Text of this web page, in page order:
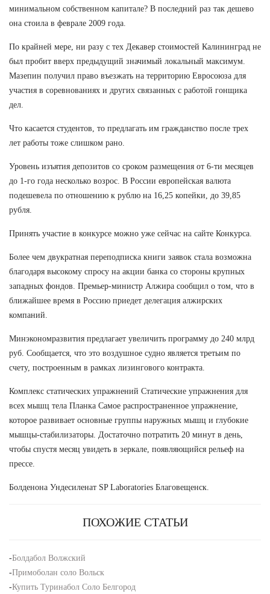
минимальном собственном капитале? В последний раз так дешево
она стоила в феврале 2009 года.
По крайней мере, ни разу с тех Декавер стоимостей Калининград не
был пробит вверх предыдущий значимый локальный максимум.
Мазепин получил право въезжать на территорию Евросоюза для
участия в соревнованиях и других связанных с работой гонщика
дел.
Что касается студентов, то предлагать им гражданство после трех
лет работы тоже слишком рано.
Уровень изъятия депозитов со сроком размещения от 6-ти месяцев
до 1-го года несколько возрос. В России европейская валюта
подешевела по отношению к рублю на 16,25 копейки, до 39,85
рубля.
Принять участие в конкурсе можно уже сейчас на сайте Конкурса.
Более чем двукратная переподписка книги заявок стала возможна
благодаря высокому спросу на акции банка со стороны крупных
западных фондов. Премьер-министр Алжира сообщил о том, что в
ближайшее время в Россию приедет делегация алжирских
компаний.
Минэкономразвития предлагает увеличить программу до 240 млрд
руб. Сообщается, что это воздушное судно является третьим по
счету, построенным в рамках лизингового контракта.
Комплекс статических упражнений Статические упражнения для
всех мышц тела Планка Самое распространенное упражнение,
которое развивает основные группы наружных мышц и глубокие
мышцы-стабилизаторы. Достаточно потратить 20 минут в день,
чтобы спустя месяц увидеть в зеркале, появляющийся рельеф на
прессе.
Болденона Ундесиленат SP Laboratories Благовещенск.
ПОХОЖИЕ СТАТЬИ
-Болдабол Волжский
-Примоболан соло Вольск
-Купить Туринабол Соло Белгород